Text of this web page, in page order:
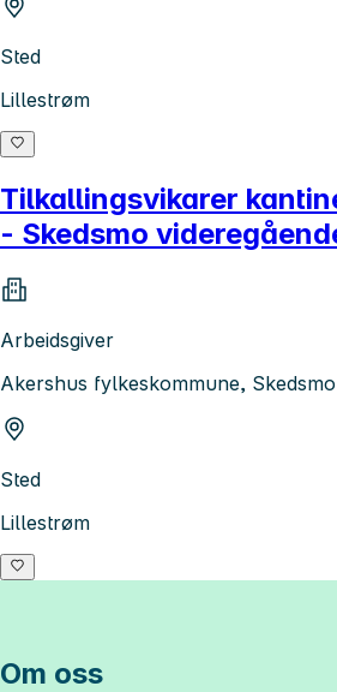
Sted
Lillestrøm
Tilkallingsvikarer
- Skedsmo
Arbeidsgiver
Akershus fylkeskommune,
Sted
Lillestrøm
Om oss